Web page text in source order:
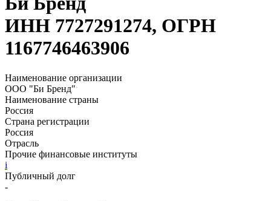
ИНН 7727291274, ОГРН
1167746463906
Наименование организации
ООО "Би Бренд"
Наименование страны
Россия
Страна регистрации
Россия
Отрасль
Прочие финансовые институты
i
Публичный долг
-